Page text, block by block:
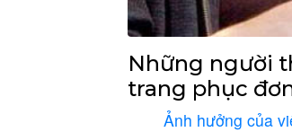
Những người
trang phục
Ảnh hưởng của